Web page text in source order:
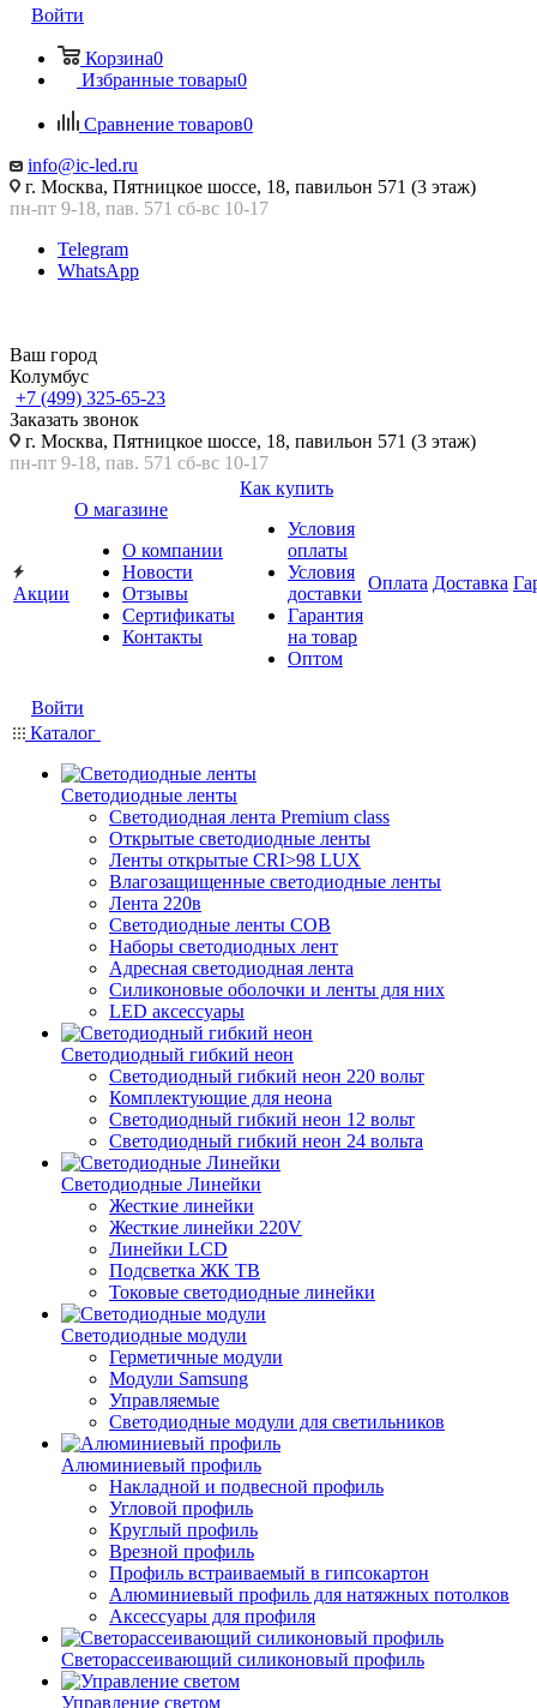
Войти
Корзина0
Избранные товары0
Сравнение товаров0
info@ic-led.ru
г. Москва, Пятницкое шоссе, 18, павильон 571 (3 этаж)
пн-пт 9-18, пав. 571 сб-вс 10-17
Telegram
WhatsApp
Ваш город
Колумбус
+7 (499) 325-65-23
Заказать звонок
г. Москва, Пятницкое шоссе, 18, павильон 571 (3 этаж)
пн-пт 9-18, пав. 571 сб-вс 10-17
Акции
О магазине
О компании
Новости
Отзывы
Сертификаты
Контакты
Как купить
Условия
оплаты
Условия
доставки
Гарантия
на товар
Оптом
Оплата Доставка
Войти
Каталог
Светодиодные ленты
Светодиодная лента Premium class
Открытые светодиодные ленты
Ленты открытые CRI>98 LUX
Влагозащищенные светодиодные ленты
Лента 220в
Светодиодные ленты COB
Наборы светодиодных лент
Адресная светодиодная лента
Силиконовые оболочки и ленты для них
LED аксессуары
Светодиодный гибкий неон
Светодиодный гибкий неон 220 вольт
Комплектующие для неона
Светодиодный гибкий неон 12 вольт
Светодиодный гибкий неон 24 вольта
Светодиодные Линейки
Жесткие линейки
Жесткие линейки 220V
Линейки LCD
Подсветка ЖК ТВ
Токовые светодиодные линейки
Светодиодные модули
Герметичные модули
Модули Samsung
Управляемые
Светодиодные модули для светильников
Алюминиевый профиль
Накладной и подвесной профиль
Угловой профиль
Круглый профиль
Врезной профиль
Профиль встраиваемый в гипсокартон
Алюминиевый профиль для натяжных потолков
Аксессуары для профиля
Светорассеивающий силиконовый профиль
Управление светом